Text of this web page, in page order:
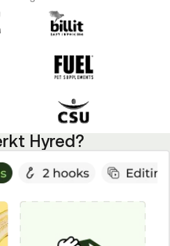
Hyred?